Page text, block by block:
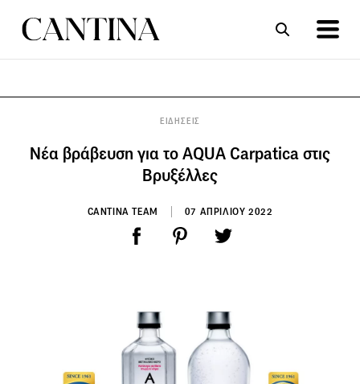
ΕΙΔΗΣΕΙΣ
Νέα βράβευση για το AQUA Carpatica στις
Βρυξέλλες
CANTINA TEAM 07 ΑΠΡΙΛΙΟΥ 2022